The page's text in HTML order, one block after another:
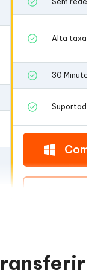
No
Suportado
Alta taxa de
30 Minutos
Suportado